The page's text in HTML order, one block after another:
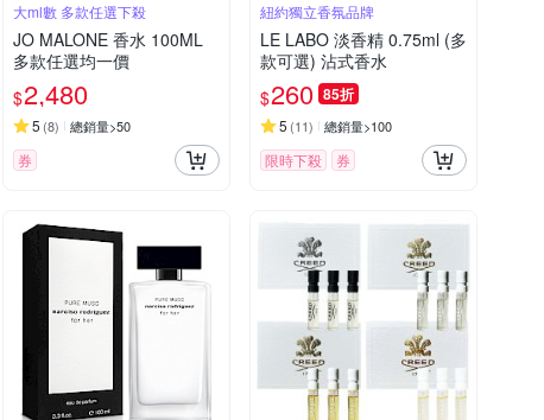
大ml數 多款任選下殺
JO MALONE 香水 100ML
多款任選均一價
$2,480
5 (8) 總銷量>50
券
紐約獨立香氛品牌
LE LABO 淡香精 0.75ml (多
款可選) 沾式香水
$260 85折
5 (11) 總銷量>100
限時下殺 券